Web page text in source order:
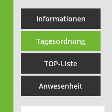
Informationen
Tagesordnung
TOP-Liste
Anwesenheit